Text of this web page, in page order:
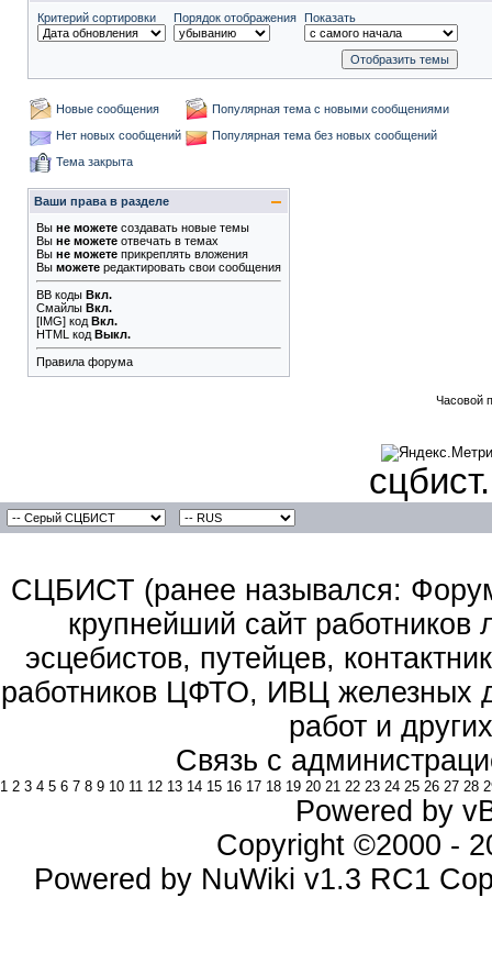
Критерий сортировки
Порядок отображения Показать
Новые сообщения
Популярная тема с новыми сообщениями
Нет новых сообщений
Популярная тема без новых сообщений
Тема закрыта
Ваши права в разделе
Вы не можете создавать новые темы
Вы не можете отвечать в темах
Вы не можете прикреплять вложения
Вы можете редактировать свои сообщения
BB коды Вкл.
Смайлы Вкл.
[IMG] код Вкл.
HTML код Выкл.
Правила форума
Часовой
СЦБИСТ (ранее назывался:
крупнейший сайт работников
эсцебистов, путейцев,
работников ЦФТО, ИВЦ железных
работ и
Связь с
1 2 3 4 5 6 7 8 9 10 11 12 13 14 15 16 17 18 19 20 21 22 23 24 25 26 27 28
Powered by
Copyright ©2000 -
Powered by NuWiki v1.3 RC1